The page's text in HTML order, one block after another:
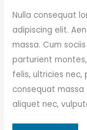
Nulla consequat
adipiscing elit.
massa. Cum
parturient
felis, ultricies nec,
consequat massa
aliquet nec,